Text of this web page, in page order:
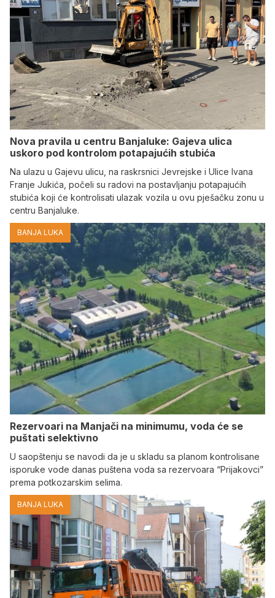
Nova pravila u centru Banjaluke: Gajeva ulica
uskoro pod kontrolom potapajućih stubića
Na ulazu u Gajevu ulicu, na raskrsnici Jevrejske i Ulice Ivana
Franje Jukića, počeli su radovi na postavljanju potapajućih
stubića koji će kontrolisati ulazak vozila u ovu pješačku zonu u
centru Banjaluke.
BANJA LUKA
Rezervoari na Manjači na minimumu, voda će se
puštati selektivno
U saopštenju se navodi da je u skladu sa planom kontrolisane
isporuke vode danas puštena voda sa rezervoara “Prijakovci”
prema potkozarskim selima.
BANJA LUKA